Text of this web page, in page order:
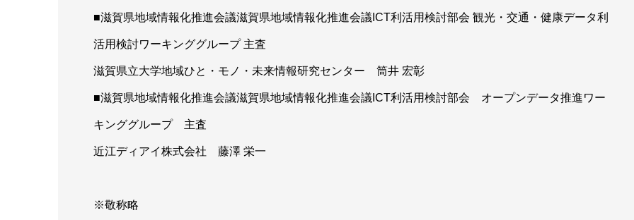
■滋賀県地域情報化推進会議滋賀県地域情報化推進会議ICT利活用検討部会 観光・交通・健康データ利
活用検討ワーキンググループ 主査
滋賀県立大学地域ひと・モノ・未来情報研究センター 筒井 宏彰
■滋賀県地域情報化推進会議滋賀県地域情報化推進会議ICT利活用検討部会 オープンデータ推進ワー
キンググループ 主査
近江ディアイ株式会社 藤澤 栄一
※敬称略